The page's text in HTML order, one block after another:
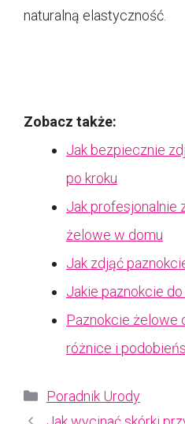
naturalną elastyczność.
Zobacz także:
Jak bezpiecznie
po kroku
Jak profesjonalnie
żelowe w domu
Jak zdjąć
Jakie paznokcie
Paznokcie żelowe
różnice i
Kategorie
Poradnik Urody